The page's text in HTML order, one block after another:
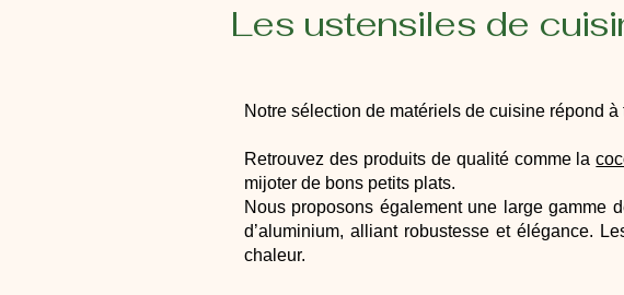
Les ustensiles de
Notre sélection de matériels de cuisine répond
Retrouvez des produits de qualité comme la
mijoter de bons petits plats.
Nous proposons également une large gamme
d’aluminium, alliant robustesse et élégance.
chaleur.